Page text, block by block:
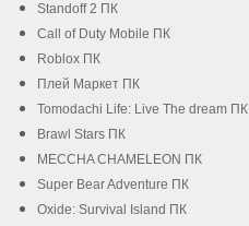
Standoff 2 ПК
Call of Duty Mobile ПК
Roblox ПК
Плей Маркет ПК
Tomodachi Life: Live The dream ПК
Brawl Stars ПК
MECCHA CHAMELEON ПК
Super Bear Adventure ПК
Oxide: Survival Island ПК